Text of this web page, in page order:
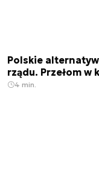
Polskie
rządu. Przełom w
4 min.